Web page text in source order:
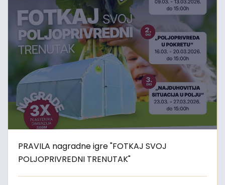
PRAVILA nagradne igre "FOTKAJ SVOJ
POLJOPRIVREDNI TRENUTAK"